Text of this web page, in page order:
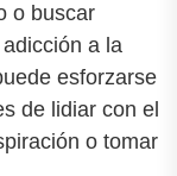
o buscar
a la
esforzarse
de lidiar con el
o tomar